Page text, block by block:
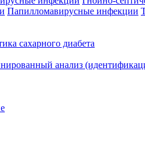
Папилломавирусные инфекции
сахарного диабета
анализ